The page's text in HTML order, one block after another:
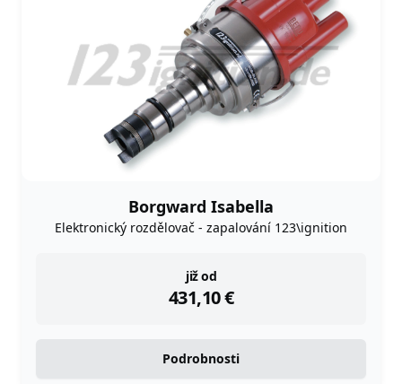
Borgward Isabella
Elektronický rozdělovač - zapalování 123\ignition
již od
431,10€
instock
Podrobnosti